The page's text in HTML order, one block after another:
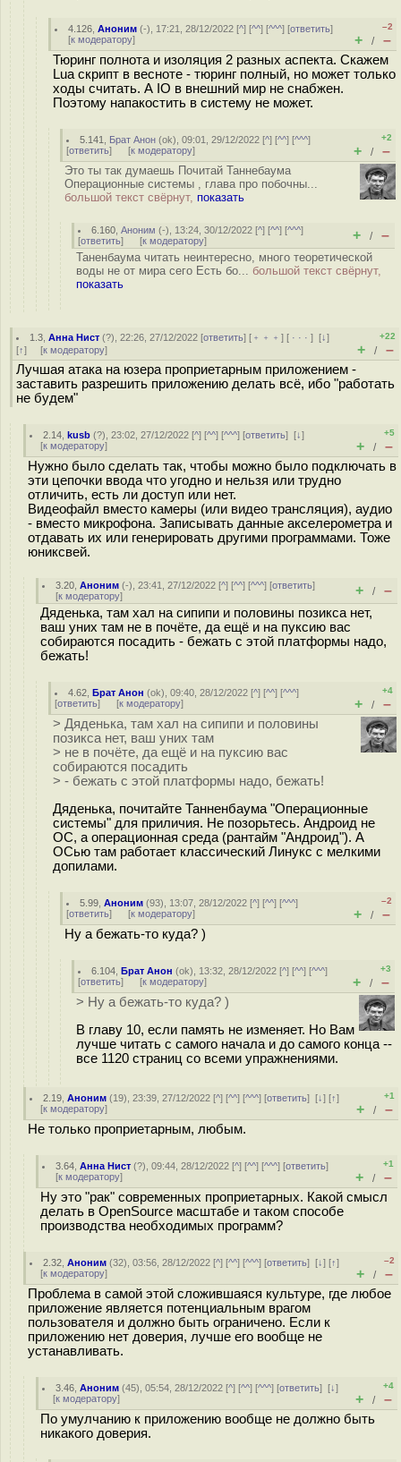
4.126 ,Аноним (-), 17:21, 28/12/2022 [^] [^^] [^^^] [ответить]
[к модератору]
–2
+ / –
Тюринг полнота и изоляция 2 разных аспекта. Скажем
Lua скрипт в весноте - тюринг полный, но может только
ходы считать. А IO в внешний мир не снабжен.
Поэтому напакостить в систему не может.
5.141 Брат Анон (ok), 09:01, 29/12/2022 [^] [^^] [^^^]
[ответить] [к модератору]
+2
+ / –
Это ты так думаешь Почитай Таннебаума
Операционные системы , глава про побочны...
большой текст свёрнут, показать
6.160 ,Аноним (-), 13:24, 30/12/2022 [^] [^^] [^^^]
[ответить] [к модератору] + / –
Таненбаума читать неинтересно, много теоретической
воды не от мира сего Есть бо... большой текст свёрнут,
показать
1.3 ,Анна Нист (?), 22:26, 27/12/2022 [ответить] [ ﹢﹢﹢] [ · · ·][↓]
[↑] [к модератору]
+22
+ / –
Лучшая атака на юзера проприетарным приложением -
заставить разрешить приложению делать всё, ибо "работать
не будем"
2.14 ,kusb (?), 23:02, 27/12/2022 [^] [^^] [^^^] [ответить][↓]
[к модератору]
+5
+ / –
Нужно было сделать так, чтобы можно было подключать в
эти цепочки ввода что угодно и нельзя или трудно
отличить, есть ли доступ или нет.
Видеофайл вместо камеры (или видео трансляция), аудио
- вместо микрофона. Записывать данные акселерометра и
отдавать их или генерировать другими программами. Тоже
юниксвей.
3.20 ,Аноним (-), 23:41, 27/12/2022 [^] [^^] [^^^] [ответить]
[к модератору] + / –
Дяденька, там хал на сипипи и половины позикса нет,
ваш уних там не в почёте, да ещё и на пуксию вас
собираются посадить - бежать с этой платформы надо,
бежать!
4.62 ,Брат Анон (ok), 09:40, 28/12/2022 [^] [^^] [^^^]
[ответить] [к модератору]
+4
+ / –
> Дяденька, там хал на сипипи и половины
позикса нет, ваш уних там
> не в почёте, да ещё и на пуксию вас
собираются посадить
> - бежать с этой платформы надо, бежать!
Дяденька, почитайте Танненбаума "Операционные
системы" для приличия. Не позорьтесь. Андроид не
ОС, а операционная среда (рантайм "Андроид"). А
ОСью там работает классический Линукс с мелкими
допилами.
5.99 ,Аноним (93), 13:07, 28/12/2022 [^] [^^] [^^^]
[ответить] [к модератору]
–2
+ / –
Ну а бежать-то куда? )
6.104 ,Брат Анон (ok), 13:32, 28/12/2022 [^] [^^] [^^^]
[ответить] [к модератору]
+3
+ / –
> Ну а бежать-то куда? )
В главу 10, если память не изменяет. Но Вам
лучше читать с самого начала и до самого конца --
все 1120 страниц со всеми упражнениями.
2.19 ,Аноним (19), 23:39, 27/12/2022 [^] [^^] [^^^] [ответить][↓] [↑]
[к модератору]
+1
+ / –
Не только проприетарным, любым.
3.64 ,Анна Нист (?), 09:44, 28/12/2022 [^] [^^] [^^^] [ответить]
[к модератору]
+1
+ / –
Ну это "рак" современных проприетарных. Какой смысл
делать в OpenSource масштабе и таком способе
производства необходимых программ?
2.32 ,Аноним (32), 03:56, 28/12/2022 [^] [^^] [^^^] [ответить][↓] [↑]
[к модератору]
–2
+ / –
Проблема в самой этой сложившаяся культуре, где любое
приложение является потенциальным врагом
пользователя и должно быть ограничено. Если к
приложению нет доверия, лучше его вообще не
устанавливать.
3.46 ,Аноним (45), 05:54, 28/12/2022 [^] [^^] [^^^] [ответить][↓]
[к модератору]
+4
+ / –
По умулчанию к приложению вообще не должно быть
никакого доверия.